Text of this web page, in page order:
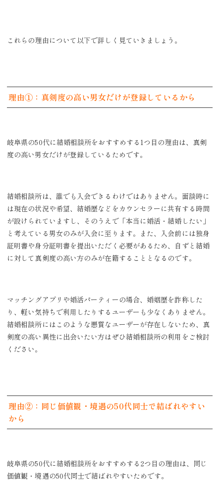
これらの理由について以下で詳しく見ていきましょう。
理由①：真剣度の高い男女だけが登録しているから
岐阜県の50代に結婚相談所をおすすめする1つ目の理由は、真剣
度の高い男女だけが登録しているためです。
結婚相談所は、誰でも入会できるわけではありません。面談時に
は現在の状況や希望、結婚歴などをカウンセラーに共有する時間
が設けられていますし、そのうえで「本当に婚活・結婚したい」
と考えている男女のみが入会に至ります。また、入会前には独身
証明書や身分証明書を提出いただく必要があるため、自ずと結婚
に対して真剣度の高い方のみが在籍することとなるのです。
マッチングアプリや婚活パーティーの場合、婚姻歴を詐称した
り、軽い気持ちで利用したりするユーザーも少なくありません。
結婚相談所にはこのような悪質なユーザーが存在しないため、真
剣度の高い異性に出会いたい方はぜひ結婚相談所の利用をご検討
ください。
理由②：同じ価値観・境遇の50代同士で結ばれやすい
から
岐阜県の50代に結婚相談所をおすすめする2つ目の理由は、同じ
価値観・境遇の50代同士で結ばれやすいためです。